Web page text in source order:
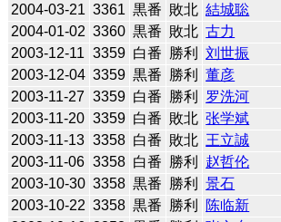
2004-03-21 3361 黒番 敗北 結城聡
2004-01-02 3360 黒番 敗北 古力
2003-12-11 3359 白番 勝利 刘世振
2003-12-04 3359 黒番 勝利 董彦
2003-11-27 3359 白番 勝利 罗洗河
2003-11-20 3359 白番 敗北 张学斌
2003-11-13 3358 白番 敗北 王立誠
2003-11-06 3358 白番 勝利 赵哲伦
2003-10-30 3358 黒番 勝利 景石
2003-10-22 3358 黒番 勝利 陈临新